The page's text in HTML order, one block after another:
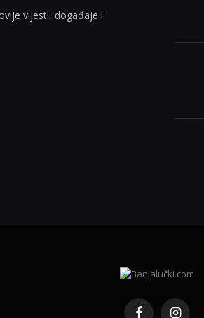
vijesti, događaje i